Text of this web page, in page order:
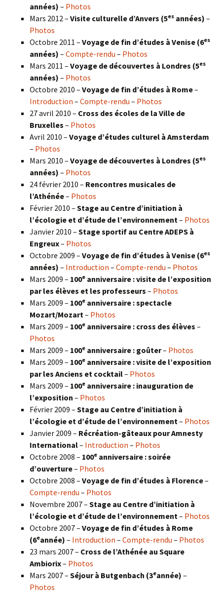
années) – Photos
Mars 2012 – Visite culturelle d’Anvers (5es années) –
Photos
Octobre 2011 – Voyage de fin d’études à Venise (6es
années) – Compte-rendu – Photos
Mars 2011 – Voyage de découvertes à Londres (5es
années) – Photos
Octobre 2010 – Voyage de fin d’études à Rome–
Introduction – Compte-rendu – Photos
27 avril 2010 – Cross des écoles de la Ville de
Bruxelles – Photos
Avril 2010 – Voyage d’études culturel à Amsterdam
– Photos
Mars 2010 – Voyage de découvertes à Londres (5es
années) – Photos
24 février 2010 – Rencontres musicales de
l’Athénée– Photos
Février 2010 – Stage au Centre d’initiation à
l’écologie et d’étude de l’environnement – Photos
Janvier 2010 – Stage sportif au Centre ADEPS à
Engreux– Photos
Octobre 2009 – Voyage de fin d’études à Venise (6es
années) – Introduction – Compte-rendu – Photos
Mars 2009 – 100e anniversaire : visite de l’exposition
par les élèves et les professeurs – Photos
Mars 2009 – 100e anniversaire : spectacle
Mozart/Mozart – Photos
Mars 2009 – 100e anniversaire : cross des élèves –
Photos
Mars 2009 – 100e anniversaire : goûter– Photos
Mars 2009 – 100e anniversaire : visite de l’exposition
par les Anciens et cocktail– Photos
Mars 2009 – 100e anniversaire : inauguration de
l’exposition – Photos
Février 2009 – Stage au Centre d’initiation à
l’écologie et d’étude de l’environnement – Photos
Janvier 2009 – Récréation-gâteaux pour Amnesty
International– Introduction – Photos
Octobre 2008 – 100e anniversaire : soirée
d’ouverture– Photos
Octobre 2008 – Voyage de fin d’études à Florence–
Compte-rendu – Photos
Novembre 2007 – Stage au Centre d’initiation à
l’écologie et d’étude de l’environnement – Photos
Octobre 2007 – Voyage de fin d’études à Rome
(6eannée) – Introduction – Compte-rendu – Photos
23 mars 2007 – Cross de l’Athénée au Square
Ambiorix– Photos
Mars 2007 – Séjour à Butgenbach (3eannée) –
Photos